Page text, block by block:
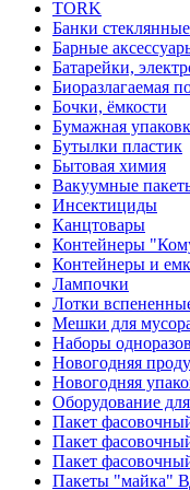
TORK
Банки стеклянные
Барные
Батарейки,
Биоразлагаемая
Бочки, ёмкости
Бумажная
Бутылки пластик
Бытовая химия
Вакуумные
Инсектициды
Канцтовары
Контейнеры
Контейнеры и
Лампочки
Лотки
Мешки для
Наборы
Новогодняя
Новогодняя
Оборудование
Пакет
Пакет
Пакет
Пакеты "майка"